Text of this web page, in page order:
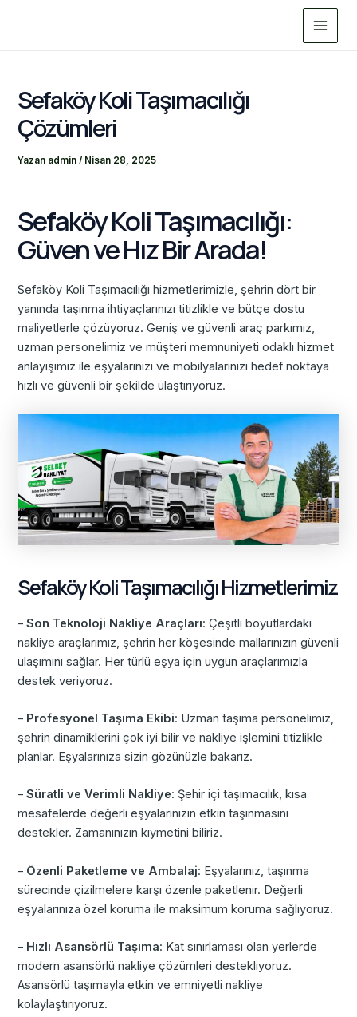
Main
Menu
Sefaköy Koli Taşımacılığı
Çözümleri
Yazan admin/ Nisan 28, 2025
Sefaköy Koli Taşımacılığı:
Güven ve Hız Bir Arada!
Sefaköy Koli Taşımacılığı hizmetlerimizle, şehrin dört bir
yanında taşınma ihtiyaçlarınızı titizlikle ve bütçe dostu
maliyetlerle çözüyoruz. Geniş ve güvenli araç parkımız,
uzman personelimiz ve müşteri memnuniyeti odaklı hizmet
anlayışımız ile eşyalarınızı ve mobilyalarınızı hedef noktaya
hızlı ve güvenli bir şekilde ulaştırıyoruz.
Sefaköy Koli Taşımacılığı Hizmetlerimiz
–Son Teknoloji Nakliye Araçları: Çeşitli boyutlardaki
nakliye araçlarımız, şehrin her köşesinde mallarınızın güvenli
ulaşımını sağlar. Her türlü eşya için uygun araçlarımızla
destek veriyoruz.
– Profesyonel Taşıma Ekibi: Uzman taşıma personelimiz,
şehrin dinamiklerini çok iyi bilir ve nakliye işlemini titizlikle
planlar. Eşyalarınıza sizin gözünüzle bakarız.
–Süratli ve Verimli Nakliye: Şehir içi taşımacılık, kısa
mesafelerde değerli eşyalarınızın etkin taşınmasını
destekler. Zamanınızın kıymetini biliriz.
– Özenli Paketleme ve Ambalaj: Eşyalarınız, taşınma
sürecinde çizilmelere karşı özenle paketlenir. Değerli
eşyalarınıza özel koruma ile maksimum koruma sağlıyoruz.
– Hızlı Asansörlü Taşıma: Kat sınırlaması olan yerlerde
modern asansörlü nakliye çözümleri destekliyoruz.
Asansörlü taşımayla etkin ve emniyetli nakliye
kolaylaştırıyoruz.